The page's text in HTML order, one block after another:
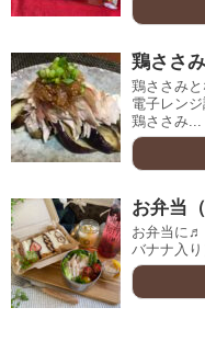
鶏ささ
鶏ささみ
電子レン
鶏ささみ...
お弁当
お弁当に♬
バナナ入